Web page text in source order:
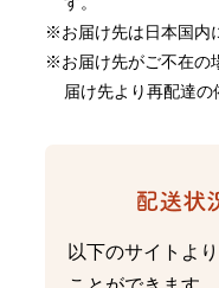
お届け先は日本国内
お届け先がご不在の
届け先より再配達の
以下のサイトよ